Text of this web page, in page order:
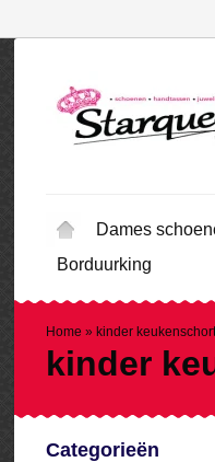
Dames
Borduurking
Home » kinder
kinder
Categorieën